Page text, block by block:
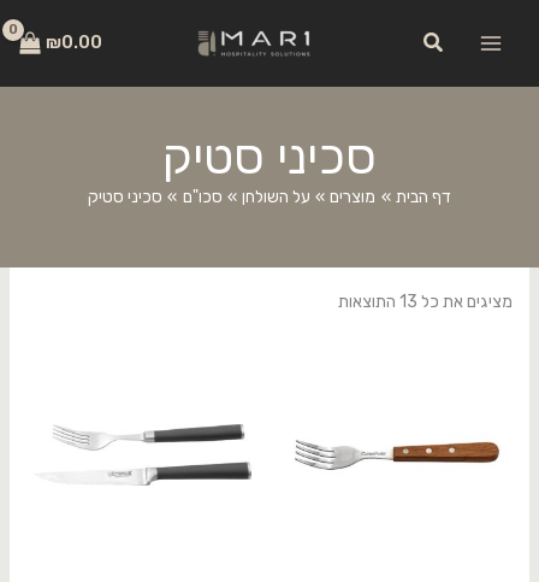
חיפוש ₪0.00
סכיני סטיק
דף הבית מוצרים על השולחן סכו"ם סכיני סטיק
מציגים את כל ⁦13⁩ התוצאות